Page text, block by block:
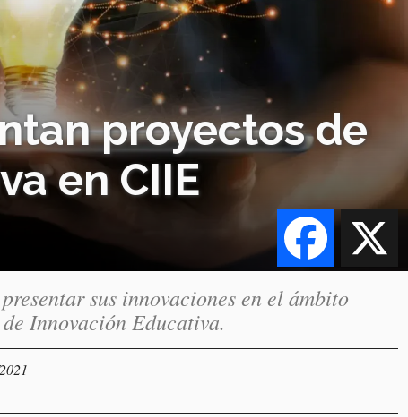
proyectos de
en CIIE
X
Facebook
sus innovaciones en el ámbito
Innovación Educativa.